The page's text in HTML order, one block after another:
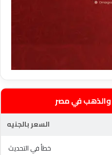
والذهب في مصر
السعر بالجنيه
خطأ في التحديث